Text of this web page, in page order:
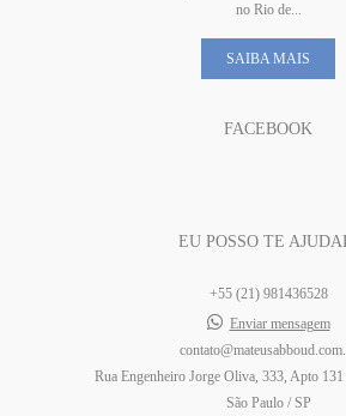
no Rio de...
SAIBA MAIS
FACEBOOK
EU POSSO TE
+55 (21) 981436528
Enviar mensagem
Rua Engenheiro Jorge Oliva, 333, Apto
São Paulo / SP